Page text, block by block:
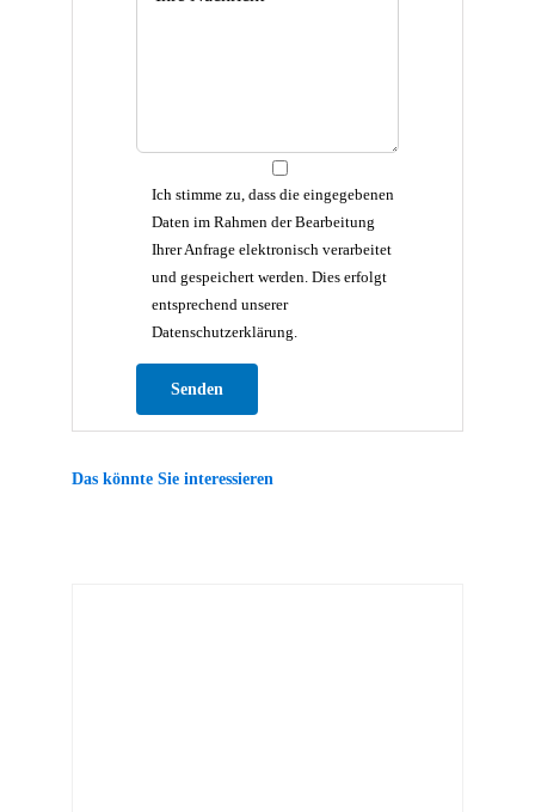
Ich stimme zu, dass die eingegebenen
Daten im Rahmen der Bearbeitung
Ihrer Anfrage elektronisch verarbeitet
und gespeichert werden. Dies erfolgt
entsprechend unserer
Datenschutzerklärung.
Das könnte Sie interessieren